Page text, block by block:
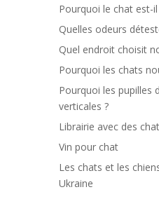
Pourquoi le chat est-
Quelles odeurs
Quel endroit choisit
Pourquoi les chats
Pourquoi les pupilles
verticales ?
Librairie avec des
Vin pour chat
Les chats et les
Ukraine